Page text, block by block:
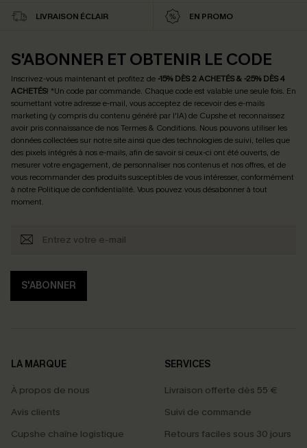
LIVRAISON ÉCLAIR EN PROMO
S'ABONNER ET OBTENIR LE CODE
Inscrivez-vous maintenant et profitez de -15% DÈS 2 ACHETÉS & -25% DÈS 4
ACHETÉS! *Un code par commande. Chaque code est valable une seule fois. En
soumettant votre adresse e-mail, vous acceptez de recevoir des e-mails
marketing (y compris du contenu généré par l'IA) de Cupshe et reconnaissez
avoir pris connaissance de nosTermes & Conditions. Nous pouvons utiliser les
données collectées sur notre site ainsi que des technologies de suivi, telles que
des pixels intégrés à nos e-mails, afin de savoir si ceux-ci ont été ouverts, de
mesurer votre engagement, de personnaliser nos contenus et nos offres, et de
vous recommander des produits susceptibles de vous intéresser, conformément
à notre Politique de confidentialité. Vous pouvez vous désabonner à tout
moment.
S'ABONNER
LA MARQUE
À propos de nous
Avis clients
Cupshe chaîne logistique
SERVICES
Livraison offerte dès 55 €
Suivi de commande
Retours faciles sous 30 jours